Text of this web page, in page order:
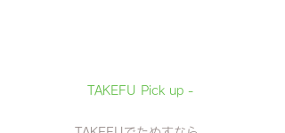
TAKEFU Pick up -